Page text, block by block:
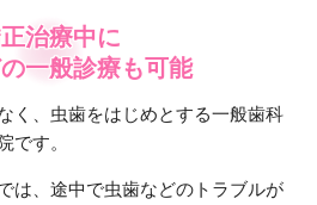
治療中に
一般診療も可能
く、虫歯をはじめとする一般歯科
です。
は、途中で虫歯などのトラブルが